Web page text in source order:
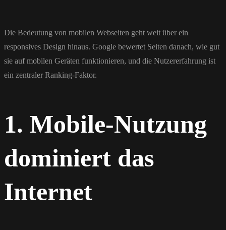
Die Bedeutung von mobilen Webseiten geht weit über ein
responsives Design hinaus. Google bewertet Seiten danach, wie gut
sie auf mobilen Geräten funktionieren, und die Nutzererfahrung ist
ein zentraler Ranking-Faktor.
1. Mobile-Nutzung
dominiert das
Internet